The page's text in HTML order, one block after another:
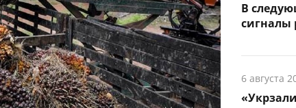
В
сигналы
6 августа